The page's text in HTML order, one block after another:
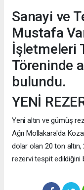
Sanayi ve
Mustafa
İşletmeleri
Töreninde
bulundu.
YENİ
Yeni altın ve gümüş
Ağrı Mollakara'da
dolar olan 20 ton
rezervi tespit edildiğini